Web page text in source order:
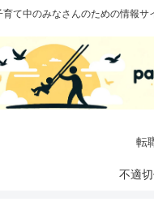
て中のみなさんのための情報サ
転
不適